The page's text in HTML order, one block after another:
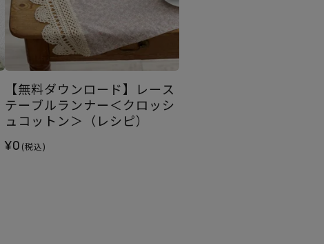
【無料ダウンロード】レース
テーブルランナー＜クロッシ
ュコットン＞（レシピ）
¥0 (税込)